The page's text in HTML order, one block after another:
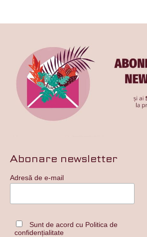
Abonare newsletter
Adresă de e-mail
Sunt de acord cu Politica de
confidențialitate